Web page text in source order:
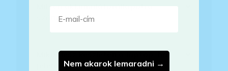
Milyen akkumulátorállapotra
számíthatok?
Mikor lesz készleten a laptop, ha
jelenleg nem elérhető?
Nem akarok lemaradni →